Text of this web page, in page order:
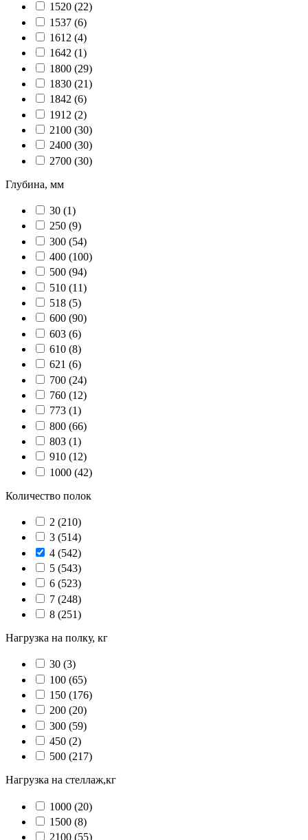
1520 (22)
1537 (6)
1612 (4)
1642 (1)
1800 (29)
1830 (21)
1842 (6)
1912 (2)
2100 (30)
2400 (30)
2700 (30)
Глубина, мм
30 (1)
250 (9)
300 (54)
400 (100)
500 (94)
510 (11)
518 (5)
600 (90)
603 (6)
610 (8)
621 (6)
700 (24)
760 (12)
773 (1)
800 (66)
803 (1)
910 (12)
1000 (42)
Количество полок
2 (210)
3 (514)
4 (542)
5 (543)
6 (523)
7 (248)
8 (251)
Нагрузка на полку, кг
30 (3)
100 (65)
150 (176)
200 (20)
300 (59)
450 (2)
500 (217)
Нагрузка на стеллаж,кг
1000 (20)
1500 (8)
2100 (55)